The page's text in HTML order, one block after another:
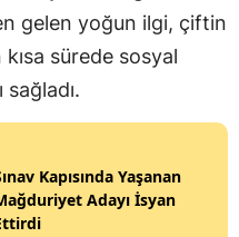
gelen yoğun ilgi, çiftin
sürede sosyal
Kapısında Yaşanan
Adayı İsyan